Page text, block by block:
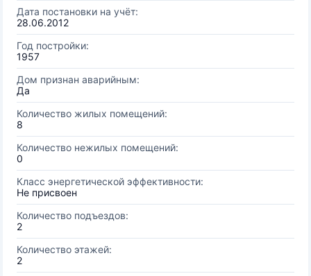
Дата постановки на учёт:
28.06.2012
Год постройки:
1957
Дом признан аварийным:
Да
Количество жилых помещений:
8
Количество нежилых помещений:
0
Класс энергетической эффективности:
Не присвоен
Количество подъездов:
2
Количество этажей:
2